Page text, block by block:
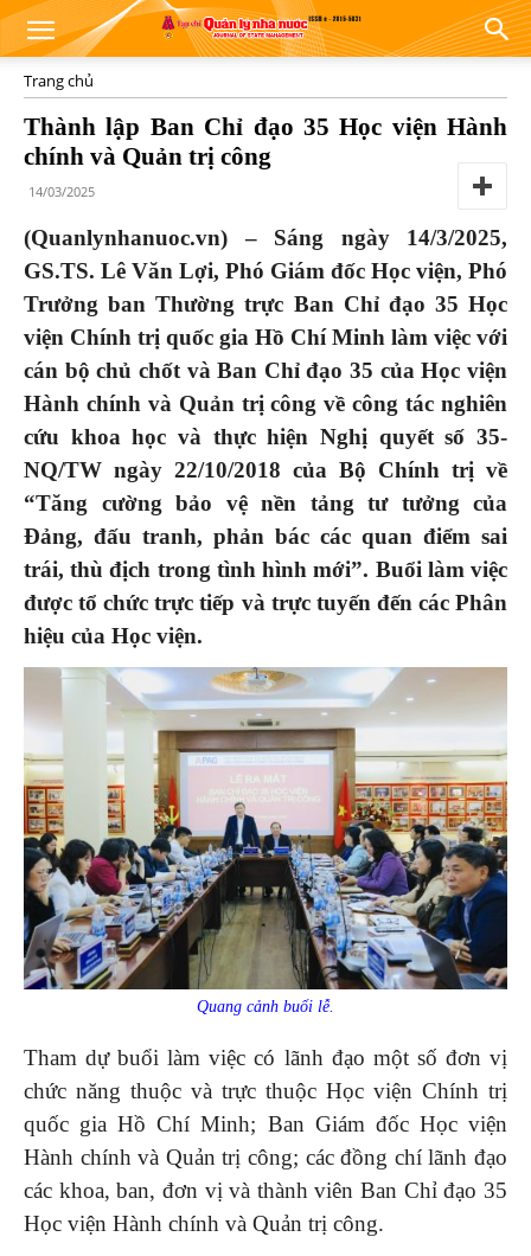
Trang chủ
Thành lập Ban Chỉ đạo 35 Học viện Hành
chính và Quản trị công
14/03/2025
(Quanlynhanuoc.vn) – Sáng ngày 14/3/2025,
GS.TS. Lê Văn Lợi, Phó Giám đốc Học viện, Phó
Trưởng ban Thường trực Ban Chỉ đạo 35 Học
viện Chính trị quốc gia Hồ Chí Minh làm việc với
cán bộ chủ chốt và Ban Chỉ đạo 35 của Học viện
Hành chính và Quản trị công về công tác nghiên
cứu khoa học và thực hiện Nghị quyết số 35-
NQ/TW ngày 22/10/2018 của Bộ Chính trị về
“Tăng cường bảo vệ nền tảng tư tưởng của
Đảng, đấu tranh, phản bác các quan điểm sai
trái, thù địch trong tình hình mới”. Buổi làm việc
được tổ chức trực tiếp và trực tuyến đến các Phân
hiệu của Học viện.
Quang cảnh buổi lễ.
Tham dự buổi làm việc có lãnh đạo một số đơn vị
chức năng thuộc và trực thuộc Học viện Chính trị
quốc gia Hồ Chí Minh; Ban Giám đốc Học viện
Hành chính và Quản trị công; các đồng chí lãnh đạo
các khoa, ban, đơn vị và thành viên Ban Chỉ đạo 35
Học viện Hành chính và Quản trị công.